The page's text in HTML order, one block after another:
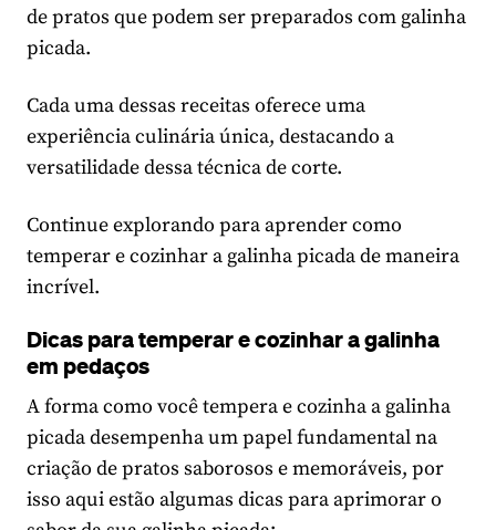
de pratos que podem ser preparados com galinha
picada.
Cada uma dessas receitas oferece uma
experiência culinária única, destacando a
versatilidade dessa técnica de corte.
Continue explorando para aprender como
temperar e cozinhar a galinha picada de maneira
incrível.
Dicas para temperar e cozinhar a galinha
em pedaços
A forma como você tempera e cozinha a galinha
picada desempenha um papel fundamental na
criação de pratos saborosos e memoráveis, por
isso aqui estão algumas dicas para aprimorar o